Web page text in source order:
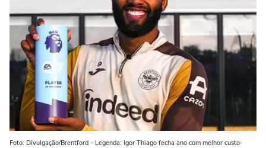
Foto: Divulgação/Brentford - Legenda: Igor Thiago fecha ano com melhor custo-